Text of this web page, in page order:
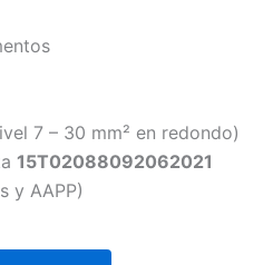
7 – 30 mm² en redondo)
15T02088092062021
y AAPP)